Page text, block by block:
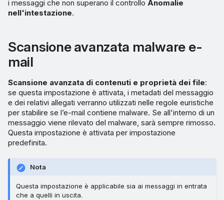
i messaggi che non superano il controllo Anomalie
nell'intestazione.
Scansione avanzata malware e-
mail
Scansione avanzata di contenuti e proprietà dei file:
se questa impostazione è attivata, i metadati del messaggio
e dei relativi allegati verranno utilizzati nelle regole euristiche
per stabilire se l’e-mail contiene malware. Se all'interno di un
messaggio viene rilevato del malware, sarà sempre rimosso.
Questa impostazione è attivata per impostazione
predefinita.
Nota
Questa impostazione è applicabile sia ai messaggi in entrata
che a quelli in uscita.